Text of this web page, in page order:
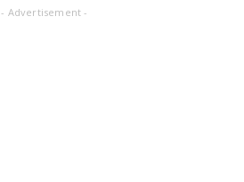
CONTACT
- Advertisement -